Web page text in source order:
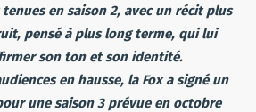
tenues en saison 2, avec un récit plus
pensé à plus long terme, qui lui
son ton et son identité.
en hausse, la Fox a signé un
une saison 3 prévue en octobre